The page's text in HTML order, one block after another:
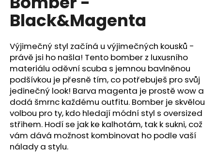
Black&Magenta
Výjimečný styl začíná u výjimečných kousků -
právě jsi ho našla! Tento bomber z luxusního
materiálu oděvní scuba s jemnou bavlněnou
podšívkou je přesně tím, co potřebuješ pro svůj
jedinečný look! Barva magenta je prostě wow a
dodá šmrnc každému outfitu. Bomber je skvělou
volbou pro ty, kdo hledají módní styl s oversized
střihem. Hodí se jak ke kalhotám, tak k sukni, což
vám dává možnost kombinovat ho podle vaší
nálady a stylu.
u
j
m
e
ZIMNÍ
SOFTSHELL
KALHOTY
650
Kč